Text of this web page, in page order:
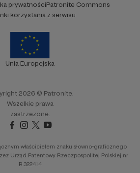
prywatnościPatronite Commons
korzystania z serwisu
Unia Europejska
2026 © Patronite.
Wszelkie prawa
zastrzeżone.
właścicielem znaku słowno-graficznego
Urząd Patentowy Rzeczpospolitej Polskiej nr
R.322414